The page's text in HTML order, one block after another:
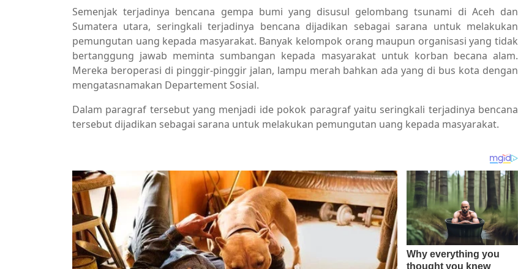
Semenjak terjadinya bencana gempa bumi yang disusul gelombang tsunami di Aceh dan
Sumatera utara, seringkali terjadinya bencana dijadikan sebagai sarana untuk melakukan
pemungutan uang kepada masyarakat. Banyak kelompok orang maupun organisasi yang tidak
bertanggung jawab meminta sumbangan kepada masyarakat untuk korban becana alam.
Mereka beroperasi di pinggir-pinggir jalan, lampu merah bahkan ada yang di bus kota dengan
mengatasnamakan Departement Sosial.
Dalam paragraf tersebut yang menjadi ide pokok paragraf yaitu seringkali terjadinya bencana
tersebut dijadikan sebagai sarana untuk melakukan pemungutan uang kepada masyarakat.